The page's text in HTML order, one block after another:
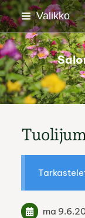
Siirry
sivun
sisältöön
Valikko
ma